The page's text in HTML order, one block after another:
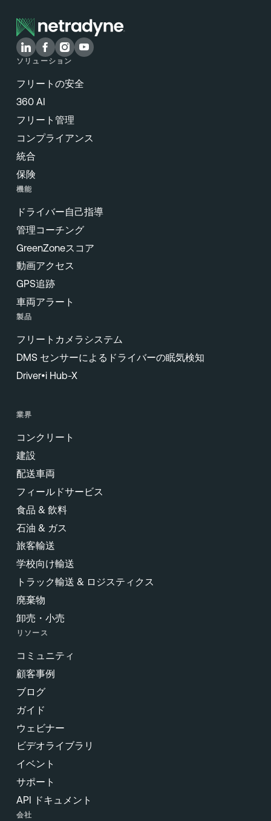
ソリューション
フリートの安全
360 AI
フリート管理
コンプライアンス
統合
保険
機能
ドライバー自己指導
管理コーチング
GreenZoneスコア
動画アクセス
GPS追跡
車両アラート
製品
フリートカメラシステム
DMS センサーによるドライバーの眠気検知
Driver•i Hub-X
業界
コンクリート
建設
配送車両
フィールドサービス
食品 & 飲料
石油 & ガス
旅客輸送
学校向け輸送
トラック輸送 & ロジスティクス
廃棄物
卸売・小売
リソース
コミュニティ
顧客事例
ブログ
ガイド
ウェビナー
ビデオライブラリ
イベント
サポート
API ドキュメント
会社